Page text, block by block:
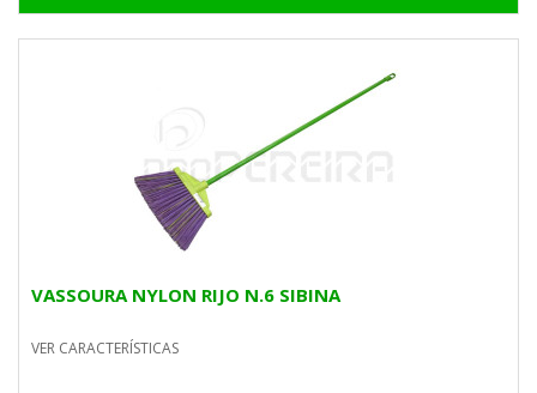
VASSOURA NYLON RIJO N.6 SIBINA
VER CARACTERÍSTICAS